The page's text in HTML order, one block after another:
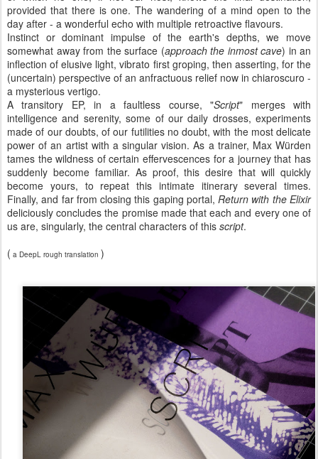
provided that there is one. The wandering of a mind open to the
day after - a wonderful echo with multiple retroactive flavours.
Instinct or dominant impulse of the earth's depths, we move
somewhat away from the surface (approach the inmost cave) in an
inflection of elusive light, vibrato first groping, then asserting, for the
(uncertain) perspective of an anfractuous relief now in chiaroscuro -
a mysterious vertigo.
A transitory EP, in a faultless course, "Script" merges with
intelligence and serenity, some of our daily drosses, experiments
made of our doubts, of our futilities no doubt, with the most delicate
power of an artist with a singular vision. As a trainer, Max Würden
tames the wildness of certain effervescences for a journey that has
suddenly become familiar. As proof, this desire that will quickly
become yours, to repeat this intimate itinerary several times.
Finally, and far from closing this gaping portal,Return with the Elixir
deliciously concludes the promise made that each and every one of
us are, singularly, the central characters of this script.
( a DeepL rough translation )